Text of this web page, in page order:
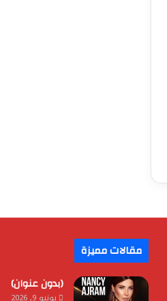
مقالات مميزة
(بدون عنوان)
يونيو 9, 2026